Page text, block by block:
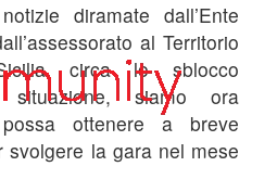
diramate dall’Ente
al Territorio
circa lo sblocco
situazione, siamo ora
ottenere a breve
svolgere la gara nel mese